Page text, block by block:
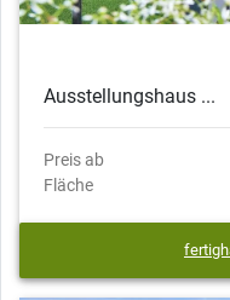
Ausstellungshaus ...
Preis ab
Fläche